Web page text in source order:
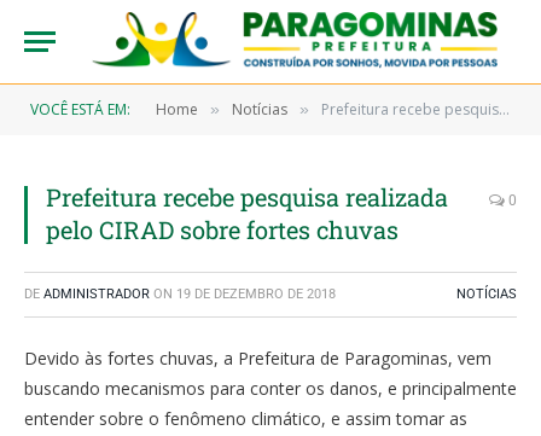
VOCÊ ESTÁ EM: Home » Notícias » Prefeitura recebe pesquisa realizada pelo CIRAD sobre fortes chuvas
Prefeitura recebe pesquisa realizada
pelo CIRAD sobre fortes chuvas
0
DE ADMINISTRADOR ON 19 DE DEZEMBRO DE 2018 NOTÍCIAS
Devido às fortes chuvas, a Prefeitura de Paragominas, vem
buscando mecanismos para conter os danos, e principalmente
entender sobre o fenômeno climático, e assim tomar as